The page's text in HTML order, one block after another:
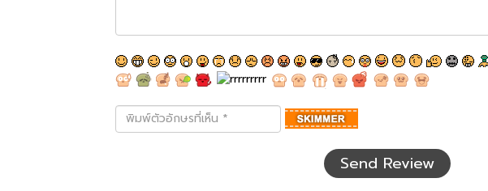
พิมพ์
ตัว
Send Review